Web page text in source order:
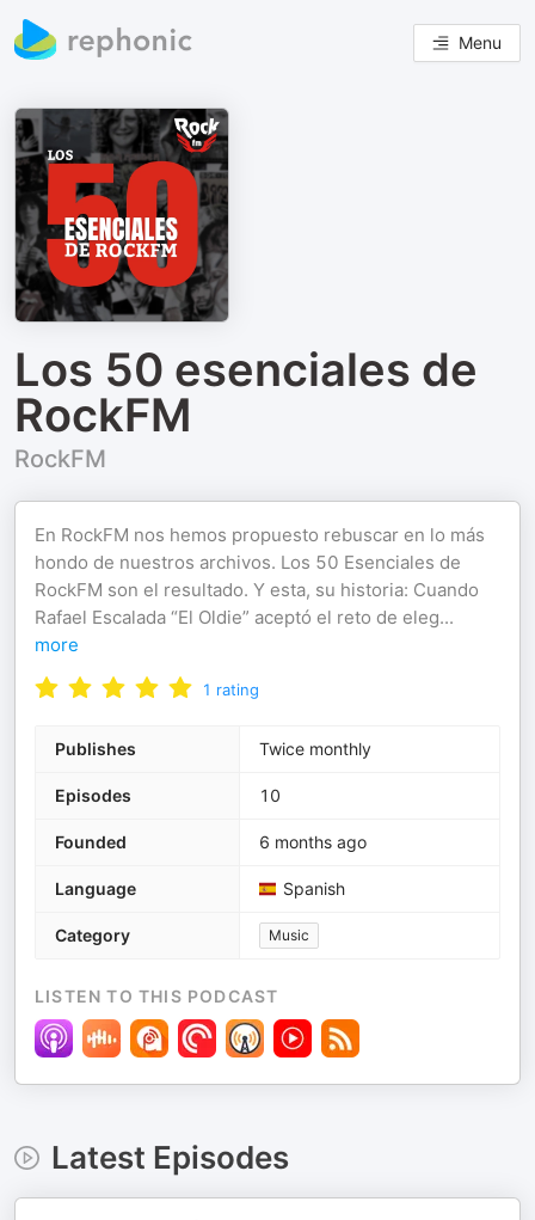
Menu
Los 50 esenciales de
RockFM
RockFM
En RockFM nos hemos propuesto rebuscar en lo más
hondo de nuestros archivos. Los 50 Esenciales de
RockFM son el resultado. Y esta, su historia: Cuando
Rafael Escalada “El Oldie” aceptó el reto de eleg...
more
1 rating
Publishes Twice monthly
Episodes 10
Founded 6 months ago
Language Spanish
Category Music
LISTEN TO THIS PODCAST
Latest Episodes